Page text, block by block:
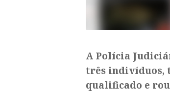
A Polícia
três indivíduos,
qualificado e